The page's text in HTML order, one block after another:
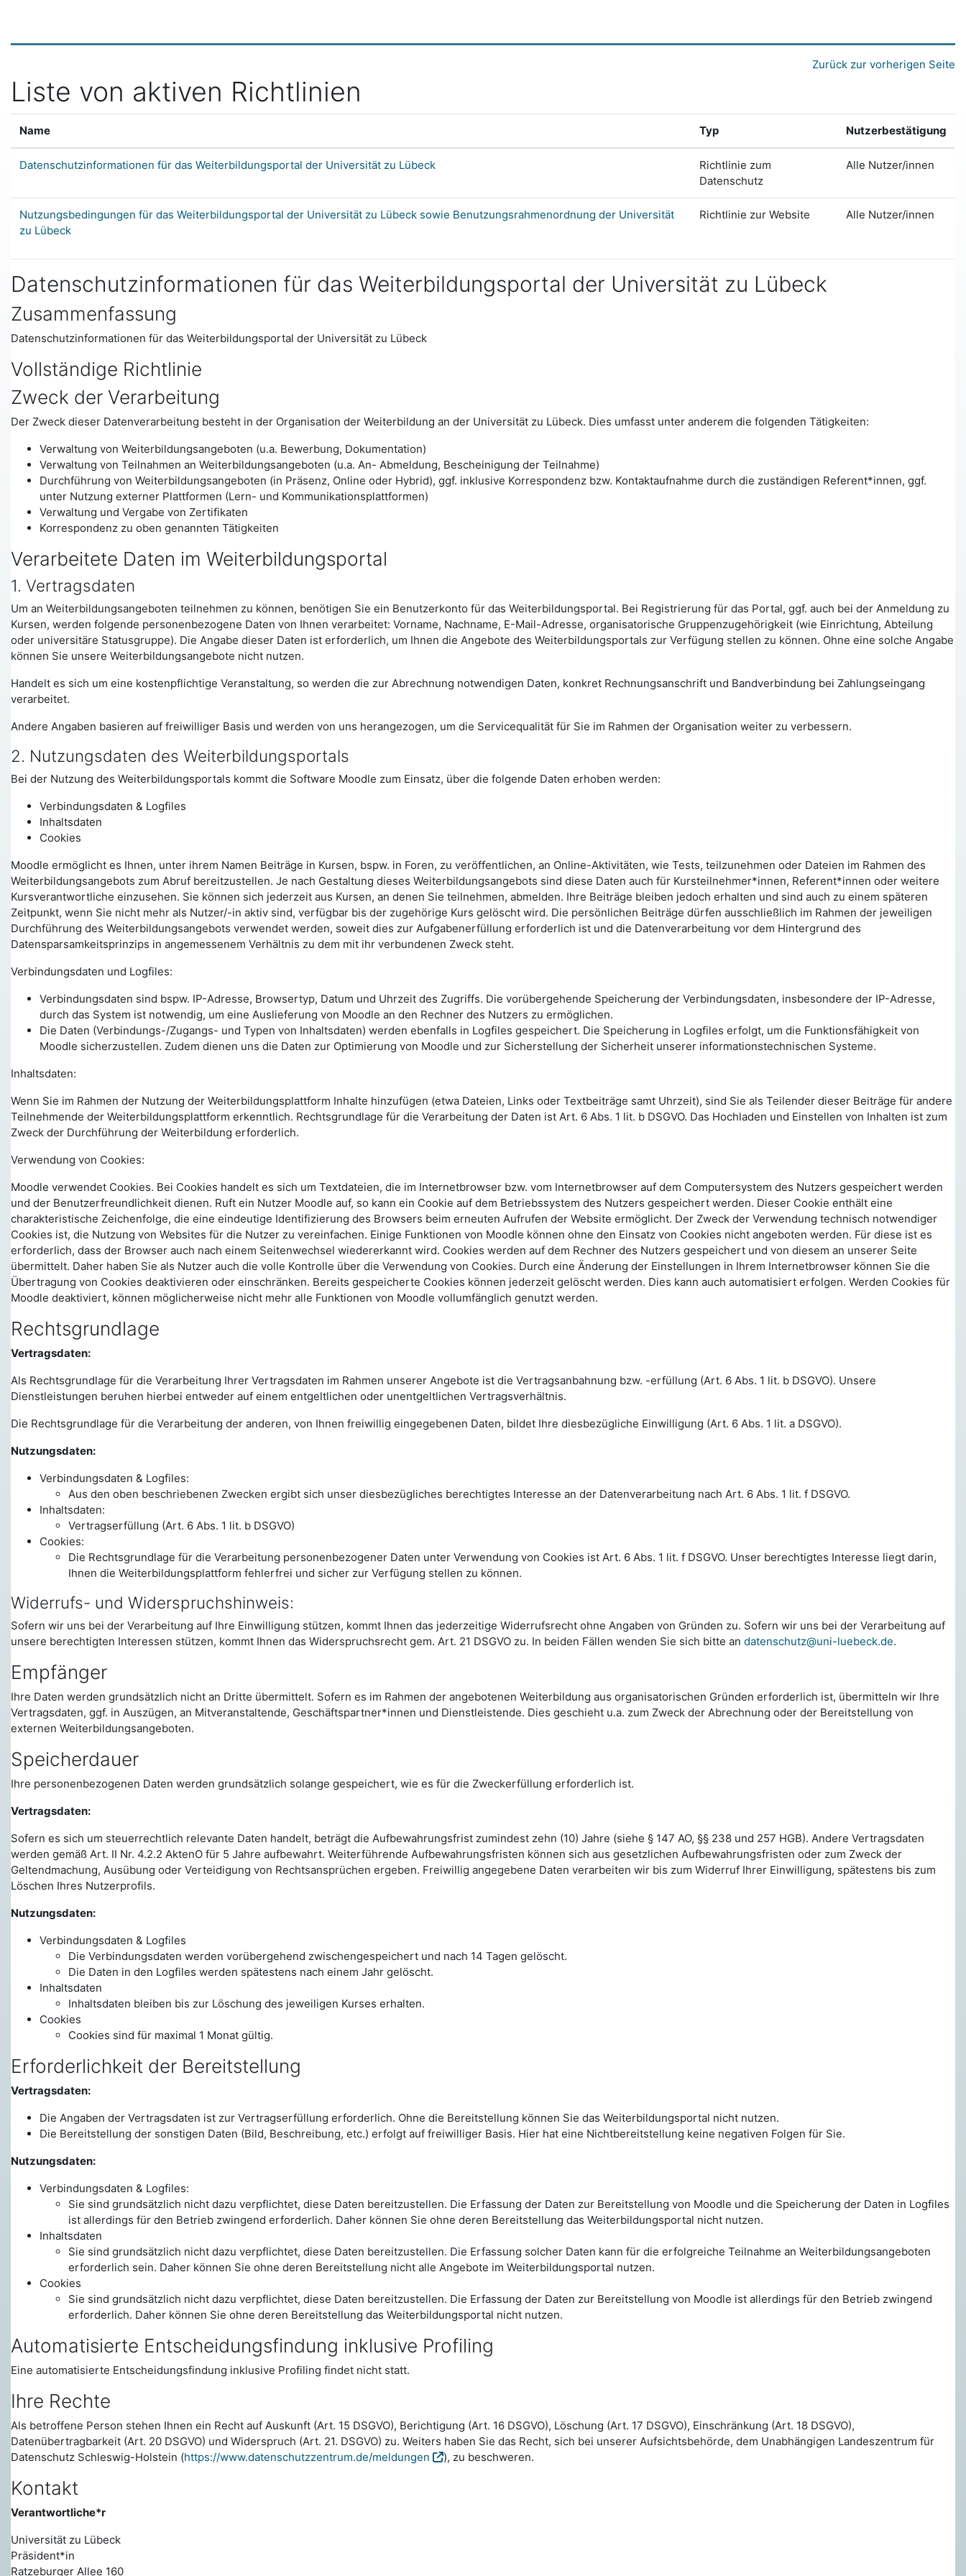
Zurück zur vorherigen Seite
Liste von aktiven Richtlinien
Name Typ Nutzerbestätigung
Datenschutzinformationen für das Weiterbildungsportal der Universität zu Lübeck
Richtlinie zum
Datenschutz
Alle Nutzer/innen
Nutzungsbedingungen für das Weiterbildungsportal der Universität zu Lübeck sowie Benutzungsrahmenordnung der Universität
zu Lübeck
Richtlinie zur Website Alle Nutzer/innen
Datenschutzinformationen für das Weiterbildungsportal der Universität zu Lübeck
Zusammenfassung
Datenschutzinformationen für das Weiterbildungsportal der Universität zu Lübeck
Vollständige Richtlinie
Zweck der Verarbeitung
Der Zweck dieser Datenverarbeitung besteht in der Organisation der Weiterbildung an der Universität zu Lübeck. Dies umfasst unter anderem die folgenden Tätigkeiten:
Verwaltung von Weiterbildungsangeboten (u.a. Bewerbung, Dokumentation)
Verwaltung von Teilnahmen an Weiterbildungsangeboten (u.a. An- Abmeldung, Bescheinigung der Teilnahme)
Durchführung von Weiterbildungsangeboten (in Präsenz, Online oder Hybrid), ggf. inklusive Korrespondenz bzw. Kontaktaufnahme durch die zuständigen Referent*innen, ggf.
unter Nutzung externer Plattformen (Lern- und Kommunikationsplattformen)
Verwaltung und Vergabe von Zertifikaten
Korrespondenz zu oben genannten Tätigkeiten
Verarbeitete Daten im Weiterbildungsportal
1. Vertragsdaten
Um an Weiterbildungsangeboten teilnehmen zu können, benötigen Sie ein Benutzerkonto für das Weiterbildungsportal. Bei Registrierung für das Portal, ggf. auch bei der Anmeldung zu
Kursen, werden folgende personenbezogene Daten von Ihnen verarbeitet: Vorname, Nachname, E-Mail-Adresse, organisatorische Gruppenzugehörigkeit (wie Einrichtung, Abteilung
oder universitäre Statusgruppe). Die Angabe dieser Daten ist erforderlich, um Ihnen die Angebote des Weiterbildungsportals zur Verfügung stellen zu können. Ohne eine solche Angabe
können Sie unsere Weiterbildungsangebote nicht nutzen.
Handelt es sich um eine kostenpflichtige Veranstaltung, so werden die zur Abrechnung notwendigen Daten, konkret Rechnungsanschrift und Bandverbindung bei Zahlungseingang
verarbeitet.
Andere Angaben basieren auf freiwilliger Basis und werden von uns herangezogen, um die Servicequalität für Sie im Rahmen der Organisation weiter zu verbessern.
2. Nutzungsdaten des Weiterbildungsportals
Bei der Nutzung des Weiterbildungsportals kommt die Software Moodle zum Einsatz, über die folgende Daten erhoben werden:
Verbindungsdaten & Logfiles
Inhaltsdaten
Cookies
Moodle ermöglicht es Ihnen, unter ihrem Namen Beiträge in Kursen, bspw. in Foren, zu veröffentlichen, an Online-Aktivitäten, wie Tests, teilzunehmen oder Dateien im Rahmen des
Weiterbildungsangebots zum Abruf bereitzustellen. Je nach Gestaltung dieses Weiterbildungsangebots sind diese Daten auch für Kursteilnehmer*innen, Referent*innen oder weitere
Kursverantwortliche einzusehen. Sie können sich jederzeit aus Kursen, an denen Sie teilnehmen, abmelden. Ihre Beiträge bleiben jedoch erhalten und sind auch zu einem späteren
Zeitpunkt, wenn Sie nicht mehr als Nutzer/-in aktiv sind, verfügbar bis der zugehörige Kurs gelöscht wird. Die persönlichen Beiträge dürfen ausschließlich im Rahmen der jeweiligen
Durchführung des Weiterbildungsangebots verwendet werden, soweit dies zur Aufgabenerfüllung erforderlich ist und die Datenverarbeitung vor dem Hintergrund des
Datensparsamkeitsprinzips in angemessenem Verhältnis zu dem mit ihr verbundenen Zweck steht.
Verbindungsdaten und Logfiles:
Verbindungsdaten sind bspw. IP-Adresse, Browsertyp, Datum und Uhrzeit des Zugriffs. Die vorübergehende Speicherung der Verbindungsdaten, insbesondere der IP-Adresse,
durch das System ist notwendig, um eine Auslieferung von Moodle an den Rechner des Nutzers zu ermöglichen.
Die Daten (Verbindungs-/Zugangs- und Typen von Inhaltsdaten) werden ebenfalls in Logfiles gespeichert. Die Speicherung in Logfiles erfolgt, um die Funktionsfähigkeit von
Moodle sicherzustellen. Zudem dienen uns die Daten zur Optimierung von Moodle und zur Sicherstellung der Sicherheit unserer informationstechnischen Systeme.
Inhaltsdaten:
Wenn Sie im Rahmen der Nutzung der Weiterbildungsplattform Inhalte hinzufügen (etwa Dateien, Links oder Textbeiträge samt Uhrzeit), sind Sie als Teilender dieser Beiträge für andere
Teilnehmende der Weiterbildungsplattform erkenntlich. Rechtsgrundlage für die Verarbeitung der Daten ist Art. 6 Abs. 1 lit. b DSGVO. Das Hochladen und Einstellen von Inhalten ist zum
Zweck der Durchführung der Weiterbildung erforderlich.
Verwendung von Cookies:
Moodle verwendet Cookies. Bei Cookies handelt es sich um Textdateien, die im Internetbrowser bzw. vom Internetbrowser auf dem Computersystem des Nutzers gespeichert werden
und der Benutzerfreundlichkeit dienen. Ruft ein Nutzer Moodle auf, so kann ein Cookie auf dem Betriebssystem des Nutzers gespeichert werden. Dieser Cookie enthält eine
charakteristische Zeichenfolge, die eine eindeutige Identifizierung des Browsers beim erneuten Aufrufen der Website ermöglicht. Der Zweck der Verwendung technisch notwendiger
Cookies ist, die Nutzung von Websites für die Nutzer zu vereinfachen. Einige Funktionen von Moodle können ohne den Einsatz von Cookies nicht angeboten werden. Für diese ist es
erforderlich, dass der Browser auch nach einem Seitenwechsel wiedererkannt wird. Cookies werden auf dem Rechner des Nutzers gespeichert und von diesem an unserer Seite
übermittelt. Daher haben Sie als Nutzer auch die volle Kontrolle über die Verwendung von Cookies. Durch eine Änderung der Einstellungen in Ihrem Internetbrowser können Sie die
Übertragung von Cookies deaktivieren oder einschränken. Bereits gespeicherte Cookies können jederzeit gelöscht werden. Dies kann auch automatisiert erfolgen. Werden Cookies für
Moodle deaktiviert, können möglicherweise nicht mehr alle Funktionen von Moodle vollumfänglich genutzt werden.
Rechtsgrundlage
Vertragsdaten:
Als Rechtsgrundlage für die Verarbeitung Ihrer Vertragsdaten im Rahmen unserer Angebote ist die Vertragsanbahnung bzw. -erfüllung (Art. 6 Abs. 1 lit. b DSGVO). Unsere
Dienstleistungen beruhen hierbei entweder auf einem entgeltlichen oder unentgeltlichen Vertragsverhältnis.
Die Rechtsgrundlage für die Verarbeitung der anderen, von Ihnen freiwillig eingegebenen Daten, bildet Ihre diesbezügliche Einwilligung (Art. 6 Abs. 1 lit. a DSGVO).
Nutzungsdaten:
Verbindungsdaten & Logfiles:
Aus den oben beschriebenen Zwecken ergibt sich unser diesbezügliches berechtigtes Interesse an der Datenverarbeitung nach Art. 6 Abs. 1 lit. f DSGVO.
Inhaltsdaten:
Vertragserfüllung (Art. 6 Abs. 1 lit. b DSGVO)
Cookies:
Die Rechtsgrundlage für die Verarbeitung personenbezogener Daten unter Verwendung von Cookies ist Art. 6 Abs. 1 lit. f DSGVO. Unser berechtigtes Interesse liegt darin,
Ihnen die Weiterbildungsplattform fehlerfrei und sicher zur Verfügung stellen zu können.
Widerrufs- und Widerspruchshinweis:
Sofern wir uns bei der Verarbeitung auf Ihre Einwilligung stützen, kommt Ihnen das jederzeitige Widerrufsrecht ohne Angaben von Gründen zu. Sofern wir uns bei der Verarbeitung auf
unsere berechtigten Interessen stützen, kommt Ihnen das Widerspruchsrecht gem. Art. 21 DSGVO zu. In beiden Fällen wenden Sie sich bitte an datenschutz@uni-luebeck.de.
Empfänger
Ihre Daten werden grundsätzlich nicht an Dritte übermittelt. Sofern es im Rahmen der angebotenen Weiterbildung aus organisatorischen Gründen erforderlich ist, übermitteln wir Ihre
Vertragsdaten, ggf. in Auszügen, an Mitveranstaltende, Geschäftspartner*innen und Dienstleistende. Dies geschieht u.a. zum Zweck der Abrechnung oder der Bereitstellung von
externen Weiterbildungsangeboten.
Speicherdauer
Ihre personenbezogenen Daten werden grundsätzlich solange gespeichert, wie es für die Zweckerfüllung erforderlich ist.
Vertragsdaten:
Sofern es sich um steuerrechtlich relevante Daten handelt, beträgt die Aufbewahrungsfrist zumindest zehn (10) Jahre (siehe § 147 AO, §§ 238 und 257 HGB). Andere Vertragsdaten
werden gemäß Art. II Nr. 4.2.2 AktenO für 5 Jahre aufbewahrt. Weiterführende Aufbewahrungsfristen können sich aus gesetzlichen Aufbewahrungsfristen oder zum Zweck der
Geltendmachung, Ausübung oder Verteidigung von Rechtsansprüchen ergeben. Freiwillig angegebene Daten verarbeiten wir bis zum Widerruf Ihrer Einwilligung, spätestens bis zum
Löschen Ihres Nutzerprofils.
Nutzungsdaten:
Verbindungsdaten & Logfiles
Die Verbindungsdaten werden vorübergehend zwischengespeichert und nach 14 Tagen gelöscht.
Die Daten in den Logfiles werden spätestens nach einem Jahr gelöscht.
Inhaltsdaten
Inhaltsdaten bleiben bis zur Löschung des jeweiligen Kurses erhalten.
Cookies
Cookies sind für maximal 1 Monat gültig.
Erforderlichkeit der Bereitstellung
Vertragsdaten:
Die Angaben der Vertragsdaten ist zur Vertragserfüllung erforderlich. Ohne die Bereitstellung können Sie das Weiterbildungsportal nicht nutzen.
Die Bereitstellung der sonstigen Daten (Bild, Beschreibung, etc.) erfolgt auf freiwilliger Basis. Hier hat eine Nichtbereitstellung keine negativen Folgen für Sie.
Nutzungsdaten:
Verbindungsdaten & Logfiles:
Sie sind grundsätzlich nicht dazu verpflichtet, diese Daten bereitzustellen. Die Erfassung der Daten zur Bereitstellung von Moodle und die Speicherung der Daten in Logfiles
ist allerdings für den Betrieb zwingend erforderlich. Daher können Sie ohne deren Bereitstellung das Weiterbildungsportal nicht nutzen.
Inhaltsdaten
Sie sind grundsätzlich nicht dazu verpflichtet, diese Daten bereitzustellen. Die Erfassung solcher Daten kann für die erfolgreiche Teilnahme an Weiterbildungsangeboten
erforderlich sein. Daher können Sie ohne deren Bereitstellung nicht alle Angebote im Weiterbildungsportal nutzen.
Cookies
Sie sind grundsätzlich nicht dazu verpflichtet, diese Daten bereitzustellen. Die Erfassung der Daten zur Bereitstellung von Moodle ist allerdings für den Betrieb zwingend
erforderlich. Daher können Sie ohne deren Bereitstellung das Weiterbildungsportal nicht nutzen.
Automatisierte Entscheidungsfindung inklusive Profiling
Eine automatisierte Entscheidungsfindung inklusive Profiling findet nicht statt.
Ihre Rechte
Als betroffene Person stehen Ihnen ein Recht auf Auskunft (Art. 15 DSGVO), Berichtigung (Art. 16 DSGVO), Löschung (Art. 17 DSGVO), Einschränkung (Art. 18 DSGVO),
Datenübertragbarkeit (Art. 20 DSGVO) und Widerspruch (Art. 21. DSGVO) zu. Weiters haben Sie das Recht, sich bei unserer Aufsichtsbehörde, dem Unabhängigen Landeszentrum für
Datenschutz Schleswig-Holstein (https://www.datenschutzzentrum.de/meldungen ), zu beschweren.
Kontakt
Verantwortliche*r
Universität zu Lübeck
Präsident*in
Ratzeburger Allee 160